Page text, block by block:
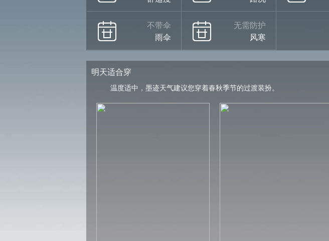
不带伞
雨伞
无需防护
风寒
明天适合穿
温度适中，墨迹天气建议您穿着春秋季节的过渡装扮。